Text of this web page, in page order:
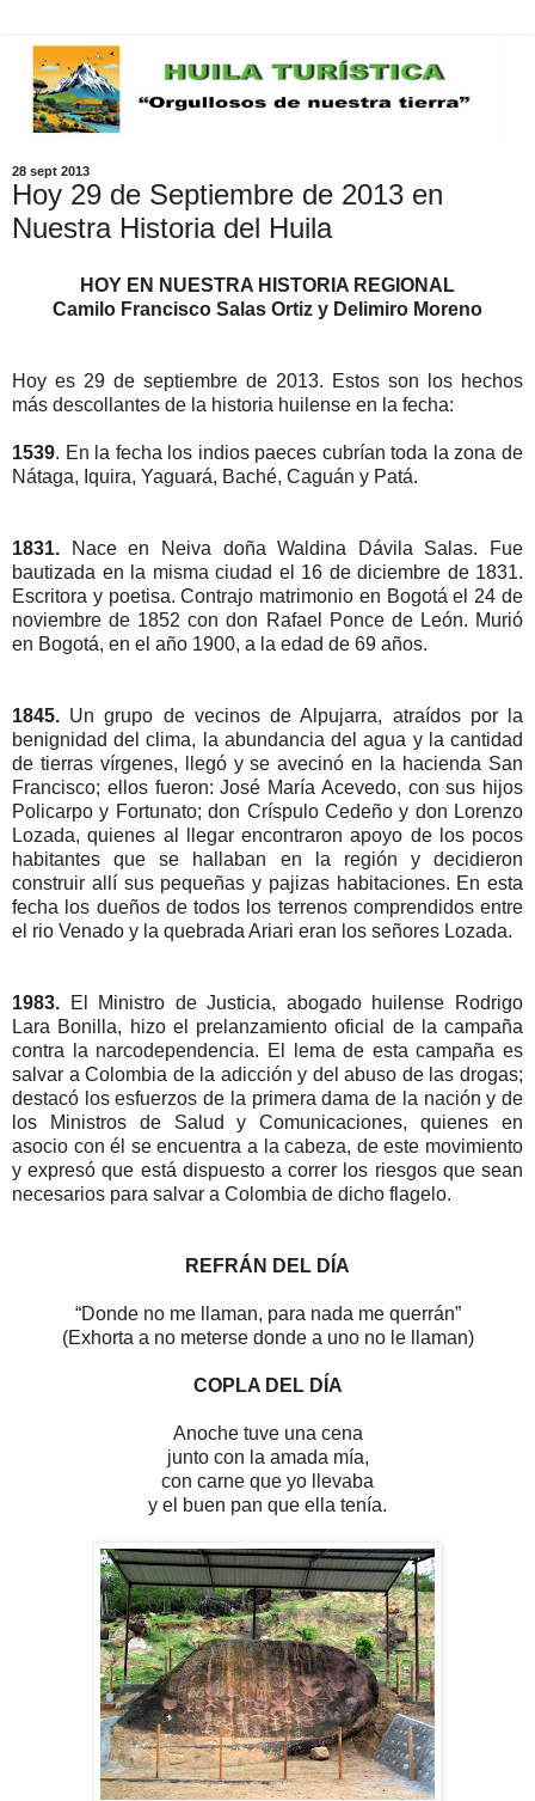
28 sept 2013
Hoy 29 de Septiembre de 2013 en
Nuestra Historia del Huila
HOY EN NUESTRA HISTORIA REGIONAL
Camilo Francisco Salas Ortiz y Delimiro Moreno
Hoy es 29 de septiembre de 2013. Estos son los hechos
más descollantes de la historia huilense en la fecha:
1539. En la fecha los indios paeces cubrían toda la zona de
Nátaga, Iquira, Yaguará, Baché, Caguán y Patá.
1831.
Nace en Neiva doña Waldina Dávila Salas. Fue
bautizada en la misma ciudad el 16 de diciembre de 1831.
Escritora y poetisa. Contrajo matrimonio en Bogotá el 24 de
noviembre de 1852 con don Rafael Ponce de León. Murió
en Bogotá, en el año 1900, a la edad de 69 años.
1845. Un grupo de vecinos de Alpujarra, atraídos por la
benignidad del clima, la abundancia del agua y la cantidad
de tierras vírgenes, llegó y se avecinó en la hacienda San
Francisco; ellos fueron: José María Acevedo, con sus hijos
Policarpo y Fortunato; don Críspulo Cedeño y don Lorenzo
Lozada, quienes al llegar encontraron apoyo de los pocos
habitantes que se hallaban en la región y decidieron
construir allí sus pequeñas y pajizas habitaciones. En esta
fecha los dueños de todos los terrenos comprendidos entre
el rio Venado y la quebrada Ariari eran los señores Lozada.
1983.
El Ministro de Justicia, abogado huilense Rodrigo
Lara Bonilla, hizo el prelanzamiento oficial de la campaña
contra la narcodependencia. El lema de esta campaña es
salvar a Colombia de la adicción y del abuso de las drogas;
destacó los esfuerzos de la primera dama de la nación y de
los Ministros de Salud y Comunicaciones, quienes en
asocio con él se encuentra a la cabeza, de este movimiento
y expresó que está dispuesto a correr los riesgos que sean
necesarios para salvar a Colombia de dicho flagelo.
REFRÁN DEL DÍA
“Donde no me llaman, para nada me querrán”
(Exhorta a no meterse donde a uno no le llaman)
COPLA DEL DÍA
Anoche tuve una cena
junto con la amada mía,
con carne que yo llevaba
y el buen pan que ella tenía.